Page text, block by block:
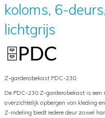
koloms, 6-
lichtgrijs
Z-garderobekast PDC-230.
De PDC-230 Z-garderobekast is
overzichtelijk opbergen van kleding
Z-indeling biedt iedere deur zowel